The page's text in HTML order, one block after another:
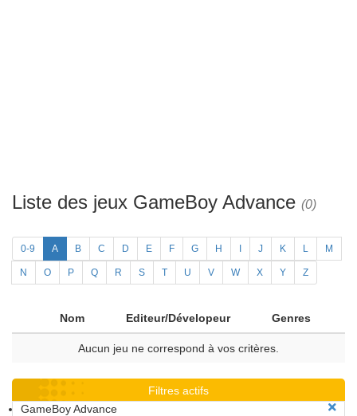
Liste des jeux GameBoy Advance (0)
0-9 A B C D E F G H J K L M
N O P Q R S T U V W X Y Z
Nom Editeur/Dévelopeur Genres
Aucun jeu ne correspond à vos critères.
Filtres actifs
GameBoy Advance